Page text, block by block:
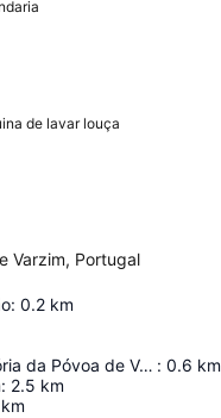
de lavar louça
Varzim, Portugal
: 0.2 km
Museu Municipal de Etnografia e História da Póvoa de Varzim : 0.6 km
: 2.5 km
km